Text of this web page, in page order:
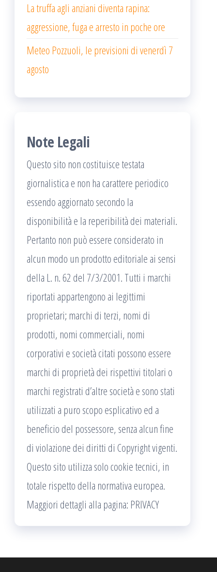
La truffa agli anziani diventa rapina:
aggressione, fuga e arresto in poche ore
Meteo Pozzuoli, le previsioni di venerdì 7
agosto
Note Legali
Questo sito non costituisce testata
giornalistica e non ha carattere periodico
essendo aggiornato secondo la
disponibilità e la reperibilità dei materiali.
Pertanto non può essere considerato in
alcun modo un prodotto editoriale ai sensi
della L. n. 62 del 7/3/2001. Tutti i marchi
riportati appartengono ai legittimi
proprietari; marchi di terzi, nomi di
prodotti, nomi commerciali, nomi
corporativi e società citati possono essere
marchi di proprietà dei rispettivi titolari o
marchi registrati d’altre società e sono stati
utilizzati a puro scopo esplicativo ed a
beneficio del possessore, senza alcun fine
di violazione dei diritti di Copyright vigenti.
Questo sito utilizza solo cookie tecnici, in
totale rispetto della normativa europea.
Maggiori dettagli alla pagina: PRIVACY